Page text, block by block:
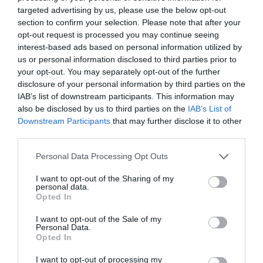
targeted advertising by us, please use the below opt-out
section to confirm your selection. Please note that after your
opt-out request is processed you may continue seeing
interest-based ads based on personal information utilized by
us or personal information disclosed to third parties prior to
your opt-out. You may separately opt-out of the further
disclosure of your personal information by third parties on the
IAB’s list of downstream participants. This information may
also be disclosed by us to third parties on the IAB’s List of
Downstream Participants that may further disclose it to other
Please note that this website/app uses one or more Google
not limited to your visit or usage behaviour. You may click to
grant or deny consent to Google and its third-party tags to
use your data for below specified purposes in below Google
consent section.
Personal Data Processing Opt Outs
I want to opt-out of the Sharing of my
personal data.
Opted In
I want to opt-out of the Sale of my
Personal Data.
Opted In
I want to opt-out of processing my